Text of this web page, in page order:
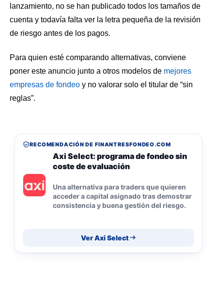
lanzamiento, no se han publicado todos los tamaños de
cuenta y todavía falta ver la letra pequeña de la revisión
de riesgo antes de los pagos.
Para quien esté comparando alternativas, conviene
poner este anuncio junto a otros modelos de mejores
empresas de fondeo y no valorar solo el titular de “sin
reglas”.
RECOMENDACIÓN DE FINANTRESFONDEO.COM
Axi Select: programa de fondeo sin
coste de evaluación
Una alternativa para traders que quieren
acceder a capital asignado tras demostrar
consistencia y buena gestión del riesgo.
Ver Axi Select